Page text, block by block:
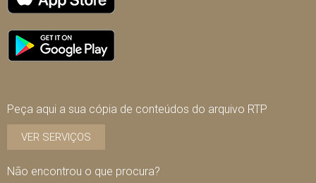
Peça aqui a sua cópia de conteúdos do arquivo RTP
VER SERVIÇOS
Não encontrou o que procura?